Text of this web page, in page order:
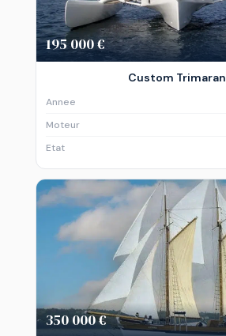
195 000 €
Custom Trimaran
Annee
Moteur
Etat
350 000 €